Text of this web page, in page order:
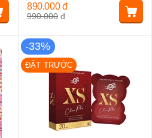
990.000 đ
890.000 đ
-33%
ĐẶT TRƯỚC